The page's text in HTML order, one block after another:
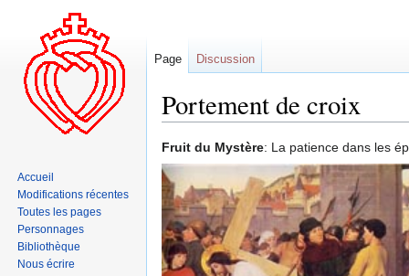
Portement de croix
Aller
à
la
navigation
Aller
à
la
recherche
Fruit du Mystère: La patience dans les
Page Discussion
Accueil
Modifications récentes
Toutes les pages
Personnages
Bibliothèque
Nous écrire